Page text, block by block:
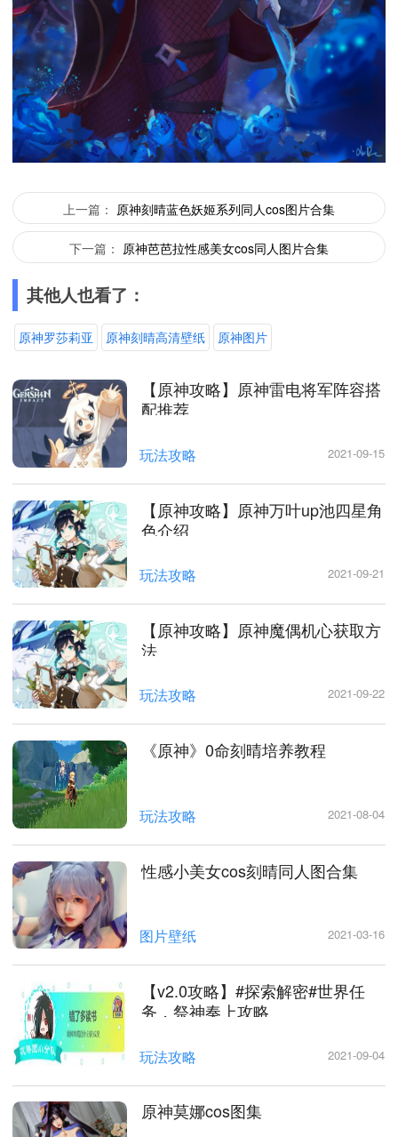
上一篇： 原神刻晴蓝色妖姬系列同人cos图片合集
下一篇： 原神芭芭拉性感美女cos同人图片合集
其他人也看了：
原神罗莎莉亚 原神刻晴高清壁纸 原神图片
【原神攻略】原神雷电将军阵容搭
配推荐
玩法攻略 2021-09-15
【原神攻略】原神万叶up池四星角
色介绍
玩法攻略 2021-09-21
【原神攻略】原神魔偶机心获取方
法
玩法攻略 2021-09-22
《原神》0命刻晴培养教程
玩法攻略 2021-08-04
性感小美女cos刻晴同人图合集
图片壁纸 2021-03-16
【v2.0攻略】#探索解密#世界任
务，祭神奏上攻略
玩法攻略 2021-09-04
原神莫娜cos图集